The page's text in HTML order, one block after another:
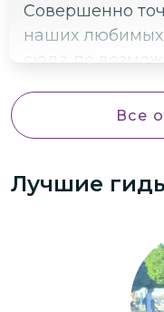
Совершенно
наших
сюда по
Все
Лучшие